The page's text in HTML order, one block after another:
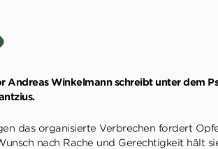
Andreas Winkelmann schreibt unter dem
das organisierte Verbrechen fordert
nach Rache und Gerechtigkeit hält